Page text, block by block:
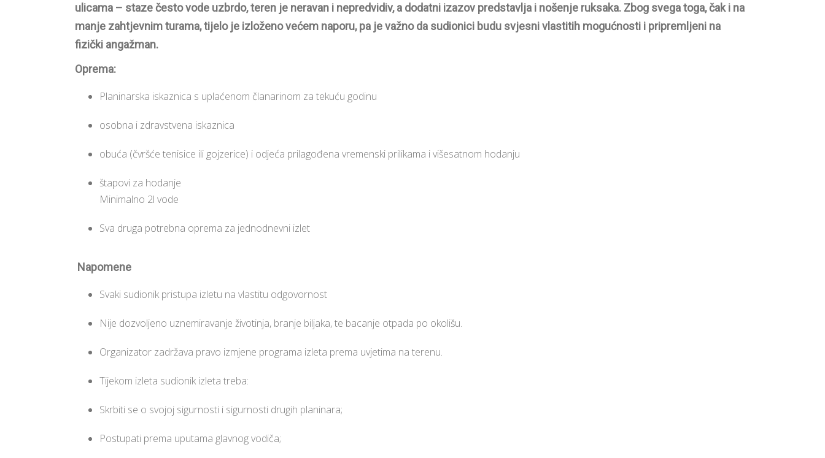
ulicama – staze često vode uzbrdo, teren je neravan i nepredvidiv, a dodatni izazov predstavlja i nošenje ruksaka. Zbog svega toga, čak i na
manje zahtjevnim turama, tijelo je izloženo većem naporu, pa je važno da sudionici budu svjesni vlastitih mogućnosti i pripremljeni na
fizički angažman.
Oprema:
Planinarska iskaznica s uplaćenom članarinom za tekuću godinu
osobna i zdravstvena iskaznica
obuća (čvršće tenisice ili gojzerice) i odjeća prilagođena vremenski prilikama i višesatnom hodanju
štapovi za hodanje
Minimalno 2l vode
Sva druga potrebna oprema za jednodnevni izlet
Napomene
Svaki sudionik pristupa izletu na vlastitu odgovornost
Nije dozvoljeno uznemiravanje životinja, branje biljaka, te bacanje otpada po okolišu.
Organizator zadržava pravo izmjene programa izleta prema uvjetima na terenu.
Tijekom izleta sudionik izleta treba:
Skrbiti se o svojoj sigurnosti i sigurnosti drugih planinara;
Postupati prema uputama glavnog vodiča;